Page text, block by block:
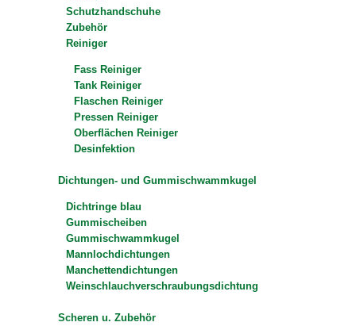
Schutzhandschuhe
Zubehör
Reiniger
Fass Reiniger
Tank Reiniger
Flaschen Reiniger
Pressen Reiniger
Oberflächen Reiniger
Desinfektion
Dichtungen- und Gummischwammkugel
Dichtringe blau
Gummischeiben
Gummischwammkugel
Mannlochdichtungen
Manchettendichtungen
Weinschlauchverschraubungsdichtung
Scheren u. Zubehör